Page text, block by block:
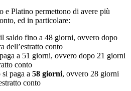
e Platino permettono di avere più
ed in particolare:
saldo fino a 48 giorni, ovvero dopo
dell’estratto conto
a 51 giorni, ovvero dopo 21 giorni
conto
paga a 58 giorni, ovvero 28 giorni
conto